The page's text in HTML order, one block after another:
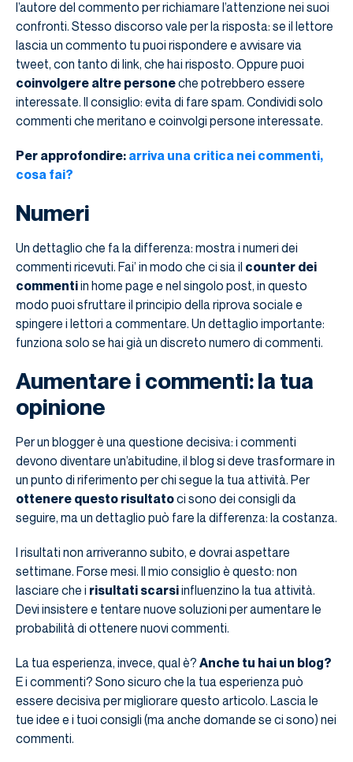
l’autore del commento per richiamare l’attenzione nei suoi
confronti. Stesso discorso vale per la risposta: se il lettore
lascia un commento tu puoi rispondere e avvisare via
tweet, con tanto di link, che hai risposto. Oppure puoi
coinvolgere altre personeche potrebbero essere
interessate. Il consiglio: evita di fare spam. Condividi solo
commenti che meritano e coinvolgi persone interessate.
Per approfondire: arriva una critica nei commenti,
cosa fai?
Numeri
Un dettaglio che fa la differenza: mostra i numeri dei
commenti ricevuti. Fai’ in modo che ci sia il counter dei
commentiin home page e nel singolo post, in questo
modo puoi sfruttare il principio della riprova sociale e
spingere i lettori a commentare. Un dettaglio importante:
funziona solo se hai già un discreto numero di commenti.
Aumentare i commenti: la tua
opinione
Per un blogger è una questione decisiva: i commenti
devono diventare un’abitudine, il blog si deve trasformare in
un punto di riferimento per chi segue la tua attività. Per
ottenere questo risultatoci sono dei consigli da
seguire, ma un dettaglio può fare la differenza: la costanza.
I risultati non arriveranno subito, e dovrai aspettare
settimane. Forse mesi. Il mio consiglio è questo: non
lasciare che i risultati scarsiinfluenzino la tua attività.
Devi insistere e tentare nuove soluzioni per aumentare le
probabilità di ottenere nuovi commenti.
La tua esperienza, invece, qual è? Anche tu hai un blog?
E i commenti? Sono sicuro che la tua esperienza può
essere decisiva per migliorare questo articolo. Lascia le
tue idee e i tuoi consigli (ma anche domande se ci sono) nei
commenti.